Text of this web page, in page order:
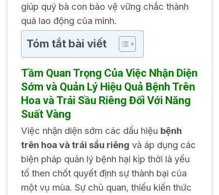
giúp quý bà con bảo vệ vững chắc thành
quả lao động của mình.
Tóm tắt bài viết
Tầm Quan Trọng Của Việc Nhận Diện
Sớm và Quản Lý Hiệu Quả Bệnh Trên
Hoa và Trái Sầu Riêng Đối Với Năng
Suất Vàng
Việc nhận diện sớm các dấu hiệu bệnh
trên hoa và trái sầu riêng và áp dụng các
biện pháp quản lý bệnh hại kịp thời là yếu
tố then chốt quyết định sự thành bại của
một vụ mùa. Sự chủ quan, thiếu kiến thức